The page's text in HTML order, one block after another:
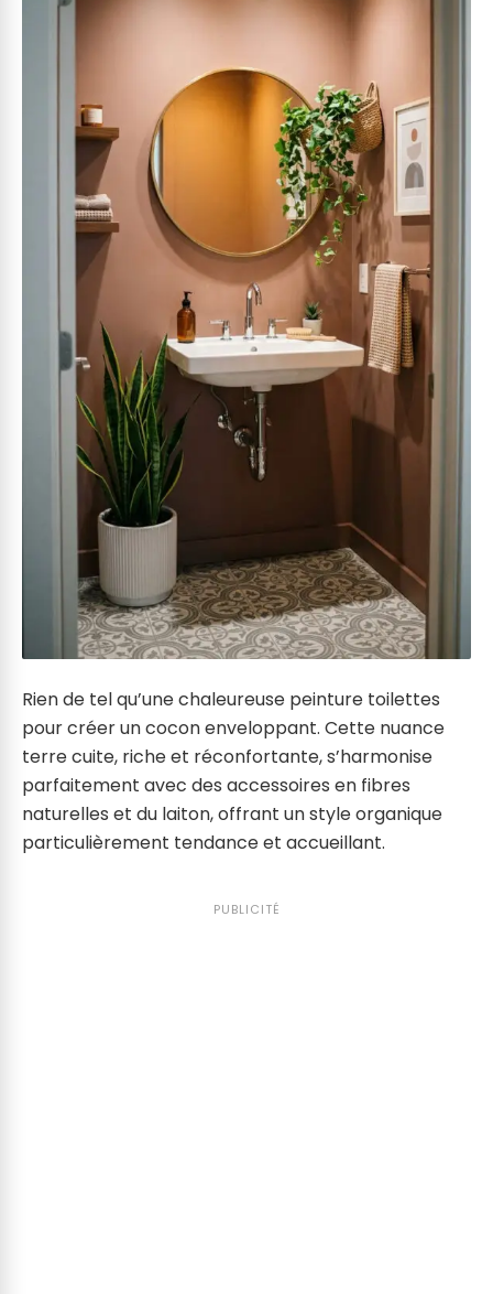
Rien de tel qu’une chaleureuse peinture toilettes
pour créer un cocon enveloppant. Cette nuance
terre cuite, riche et réconfortante, s’harmonise
parfaitement avec des accessoires en fibres
naturelles et du laiton, offrant un style organique
particulièrement tendance et accueillant.
PUBLICITÉ